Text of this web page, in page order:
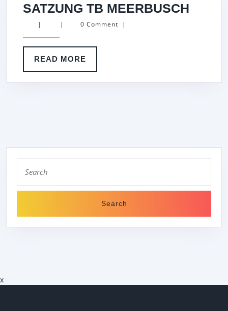
SATZUNG TB MEERBUSCH
| | 0 Comment |
READ MORE
MORE
for:
x